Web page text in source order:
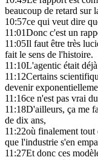
beaucoup de retard sur
10:57ce qui veut dire
11:01Donc c'est un
11:05Il faut être très
fait le sens de l'histoire.
11:10L'agentic était
11:12Certains
devenir
11:16ce n'est pas vrai
11:18D'ailleurs, ça me
de dix ans,
11:22où finalement tout
que l'industrie s'en
11:27Et donc ces